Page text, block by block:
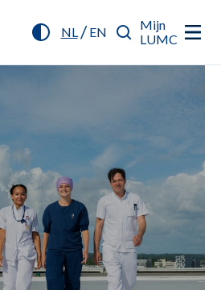
NL/ EN
Mijn
LUMC